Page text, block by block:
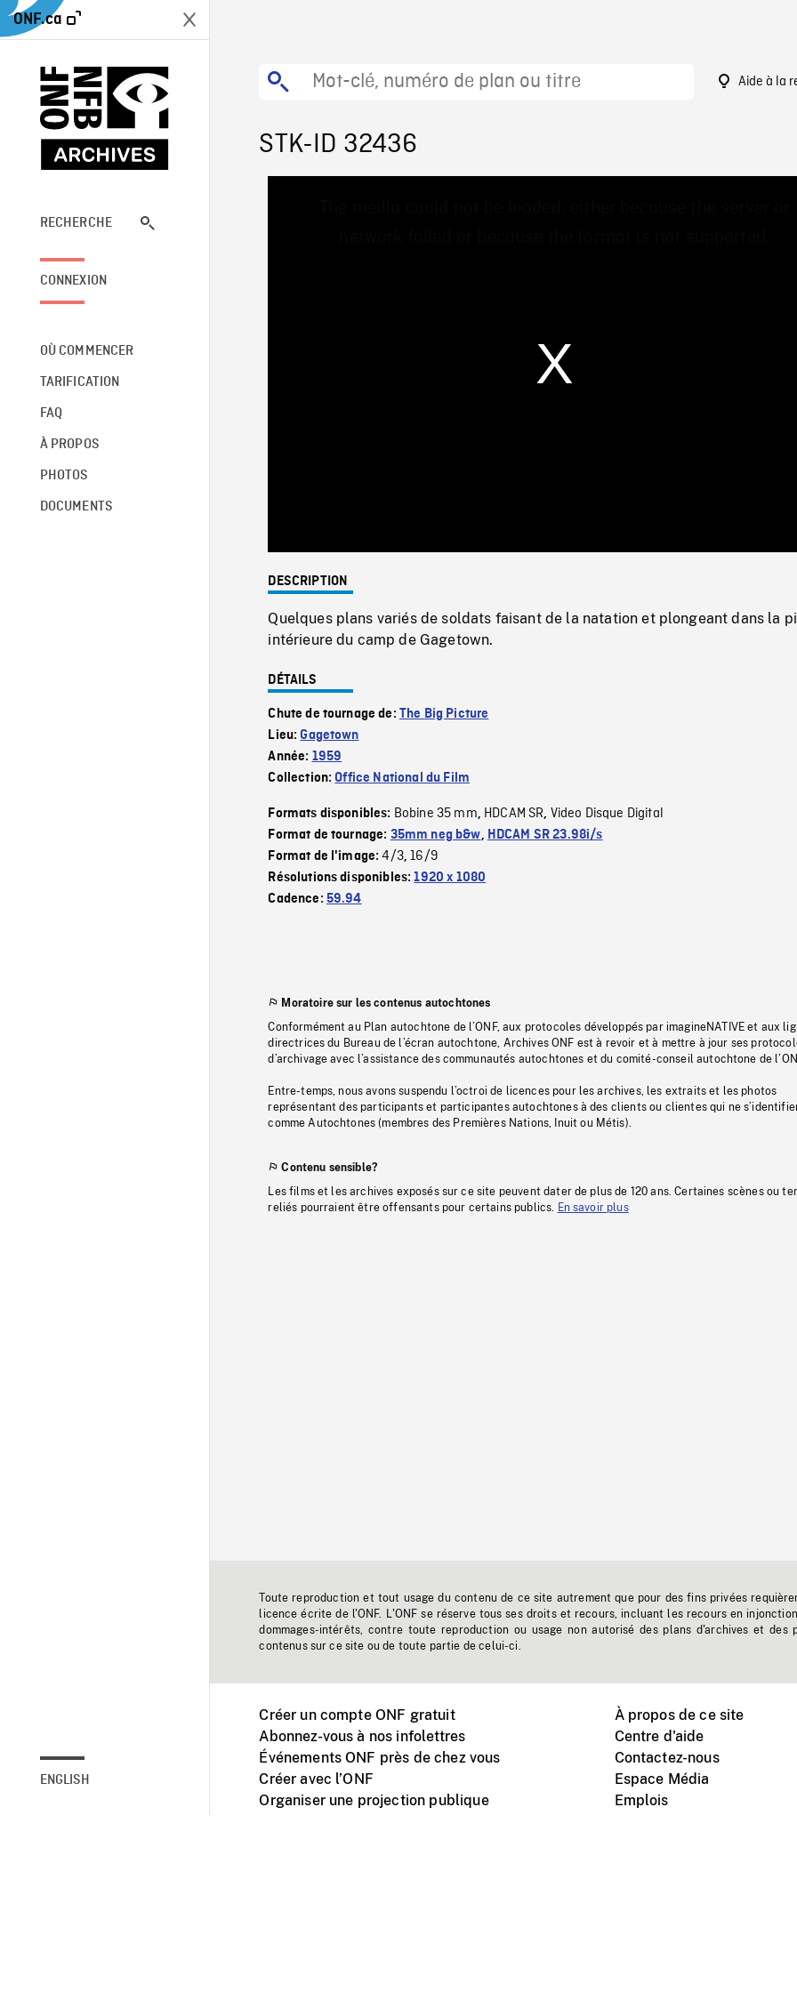
ONF.ca
RECHERCHE
CONNEXION
OÙ COMMENCER
TARIFICATION
FAQ
À PROPOS
PHOTOS
DOCUMENTS
ENGLISH
Aide à la
STK-ID 32436
0%
DESCRIPTION
Quelques plans variés de soldats faisant de la natation et plongeant dans la
intérieure du camp de Gagetown.
DÉTAILS
Chute de tournage de: The Big Picture
Lieu:Gagetown
Année: 1959
Collection:Office National du Film
Formats disponibles: Bobine 35 mm, HDCAM SR, Video Disque Digital
Format de tournage: 35mm neg b&w, HDCAM SR 23.98i/s
Format de l'image:4/3,16/9
Résolutions disponibles:1920 x 1080
Cadence: 59.94
Moratoire sur les contenus autochtones
Conformément au Plan autochtone de l’ONF, aux protocoles développés par imagineNATIVE et aux
directrices du Bureau de l’écran autochtone, Archives ONF est à revoir et à mettre à jour ses
d’archivage avec l’assistance des communautés autochtones et du comité-conseil autochtone de
Entre-temps, nous avons suspendu l’octroi de licences pour les archives, les extraits et les photos
représentant des participants et participantes autochtones à des clients ou clientes qui ne
comme Autochtones (membres des Premières Nations, Inuit ou Métis).
Contenu sensible?
Les films et les archives exposés sur ce site peuvent dater de plus de 120 ans. Certaines scènes ou
reliés pourraient être offensants pour certains publics.
En savoir plus
Toute reproduction et tout usage du contenu de ce site autrement que pour des fins privées
licence écrite de l'ONF. L'ONF se réserve tous ses droits et recours, incluant les recours en
dommages-intérêts, contre toute reproduction ou usage non autorisé des plans d'archives et des
contenus sur ce site ou de toute partie de celui-ci.
Créer un compte ONF gratuit
Abonnez-vous à nos infolettres
Événements ONF près de chez vous
Créer avec l’ONF
Organiser une projection publique
À propos de ce site
Centre d'aide
Contactez-nous
Espace Média
Emplois